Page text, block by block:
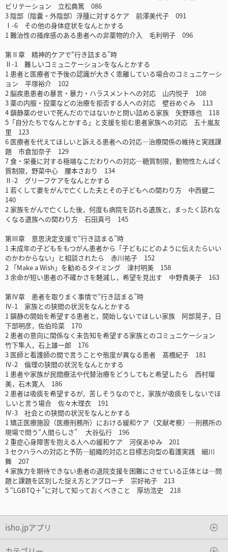
ビリテーション 立松典篤 086
3 陰部（陰嚢・外陰部）浮腫に対するケア 前澤美代子 091
Ⅰ-6 その他の身体症状をなんとかする
1 難治性の掻痒感のある患者への非薬物的介入 毛利明子 096
第Ⅱ章 精神的ケアで“行き詰まる”時
Ⅱ-1 難しいコミュニケーションをなんとかする
1 患者と医療者で予後の認識が大きく乖離している場合のコミュニケーシ
ョン 平塚裕介 102
2 脳疾患患者の暴言・暴力・ハラスメントへの対応 山内悦子 108
3 薬の内服・投薬などの治療を拒否する人への対応 壁谷めぐみ 113
4 鎮静薬のせいで死んだのではないかと問い詰める家族 矢野琢也 118
5「自分たちでなんとかする」と支援を拒む患者家族への対応 五十嵐友
里 123
6 医療者を代えてほしいと訴える患者への対応―治療関係の維持と実践課
題 市倉加奈子 129
7 食・栄養に対する極端なこだわりへの対応─糖質制限，動物性たんぱく
質制限，野菜中心 腰本さおり 134
Ⅱ-2 グリーフケアをなんとかする
1 若くして妻をがんで亡くした夫とその子どもへの関わり方 中西健二
140
2 家族をがんで亡くした後，何度も病院を訪れる遺族と，まったく訪れな
くなる遺族への関わり方 石田真弓 145
第Ⅲ章 意思決定支援で“行き詰まる”時
1 未成年の子どもをもつがん患者から「子どもにどのように伝えたらいい
のかわからない」と相談されたら 赤川祐子 152
2 「Make a Wish」を勧めるタイミング 津村明美 158
3 余命が短い患者の不確かさを軽減し，希望を見出す 中野貴美子 163
第Ⅳ章 患者を取りまく事情で“行き詰まる”時
Ⅳ-1 家族との狭間の状況をなんとかする
1 鎮静の開始を希望する患者と，開始しないでほしい家族 阿部晃子，日
下部明彦，佐伯玲菜 170
2 患者の意向に関係なく未告知を希望する家族とのコミュニケーション
竹下隼人，石上雄一郎 176
3 医師と看護師の間で言うことや態度が異なる患者 髙橋紀子 181
Ⅳ-2 倫理の狭間の状況をなんとかする
1 患者や家族が民間療法や代替治療をどうしてもと希望したら 西村瑠
美，石木寛人 186
2 患者は吸痰を希望するが，苦しそうなのでと，家族が吸痰をしないでほ
しいと言う場合 佐々木理衣 191
Ⅳ-3 社会との狭間の状況をなんとかする
1 矯正医療施設（医療刑務所）における緩和ケア（文献考察）─刑務所の
現場で問う“人間らしさ” 大谷弘行 196
2 重症心身障害を抱える人への緩和ケア 河俣あゆみ 201
3 セクハラへの対応と予防─組織的対応と目標志向型の看護実践 細川
舞 207
4 家族力を期待できない患者の退院支援を困難にさせている正体とは─問
題と課題を区別した捉え方とアプローチ 宗好祐子 213
5 “LGBTQ＋”に対して知っておくべきこと 厚坊浩史 218
isho.jpアプリ